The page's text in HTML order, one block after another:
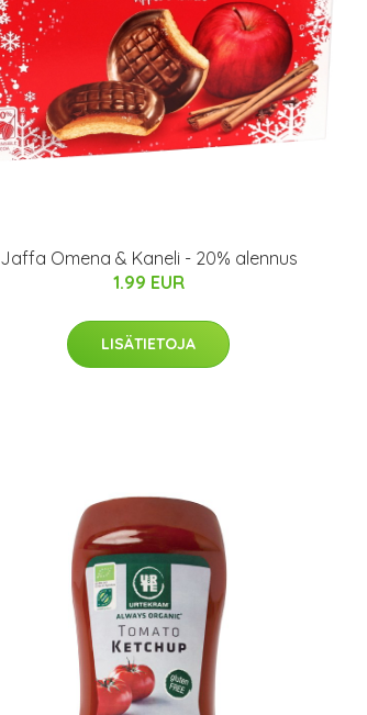
Jaffa Omena & Kaneli - 20% alennus
1.99 EUR
LISÄTIETOJA